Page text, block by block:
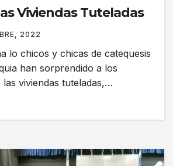
Viviendas Tuteladas
2022
lo chicos y chicas de catequesis
han sorprendido a los
las viviendas tuteladas,…